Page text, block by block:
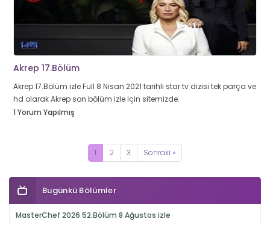
Akrep 17.Bölüm
Akrep 17.Bölüm izle Full 8 Nisan 2021 tarihli star tv dizisi tek parça ve
hd olarak Akrep son bölüm izle için sitemizde.
1 Yorum Yapılmış
1 2 3 Sonraki »
Bugünkü Bölümler
MasterChef 2026 52.Bölüm 8 Ağustos izle